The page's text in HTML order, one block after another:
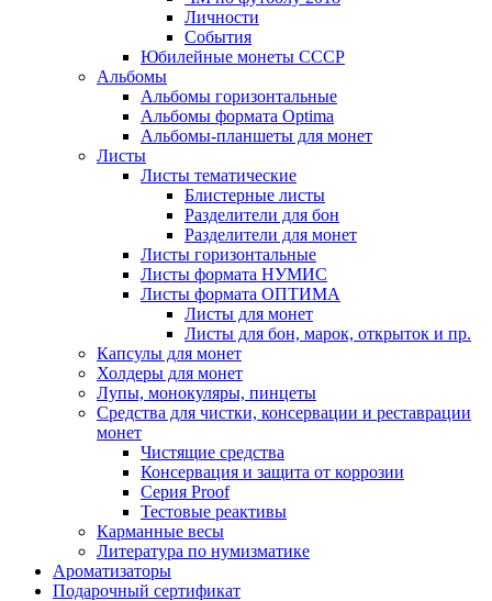
Личности
События
Юбилейные монеты СССР
Альбомы
Альбомы горизонтальные
Альбомы формата Optima
Альбомы-планшеты для монет
Листы
Листы тематические
Блистерные листы
Разделители для бон
Разделители для монет
Листы горизонтальные
Листы формата НУМИС
Листы формата ОПТИМА
Листы для монет
Листы для бон, марок, открыток и пр.
Капсулы для монет
Холдеры для монет
Лупы, монокуляры, пинцеты
Средства для чистки, консервации и реставрации
монет
Чистящие средства
Консервация и защита от коррозии
Серия Proof
Тестовые реактивы
Карманные весы
Литература по нумизматике
Ароматизаторы
Подарочный сертификат